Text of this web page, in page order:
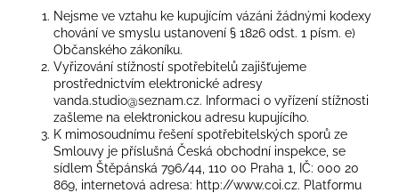
Nejsme ve vztahu ke kupujícím vázáni žádnými kodexy
chování ve smyslu ustanovení § 1826 odst. 1 písm. e)
Občanského zákoníku.
Vyřizování stížností spotřebitelů zajišťujeme
prostřednictvím elektronické adresy
vanda.studio@seznam.cz. Informaci o vyřízení stížnosti
zašleme na elektronickou adresu kupujícího.
K mimosoudnímu řešení spotřebitelských sporů ze
Smlouvy je příslušná Česká obchodní inspekce, se
sídlem Štěpánská 796/44, 110 00 Praha 1, IČ: 000 20
869, internetová adresa: http://www.coi.cz. Platformu